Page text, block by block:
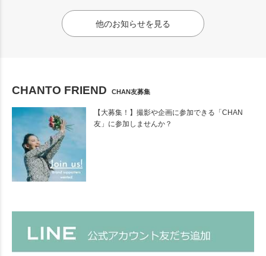
他のお知らせを見る
CHANTO FRIEND CHAN友募集
【大募集！】撮影や企画に参加できる「CHAN
友」に参加しませんか？